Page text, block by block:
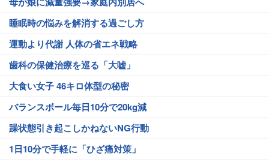
睡眠時の悩みを解消する過ごし方
運動より代謝 人体の省エネ戦略
歯科の保健治療を巡る「大嘘」
大食い女子 46キロ体型の秘密
バランスボール毎日10分で20kg減
躁状態引き起こしかねないNG行動
1日10分で手軽に「ひざ痛対策」